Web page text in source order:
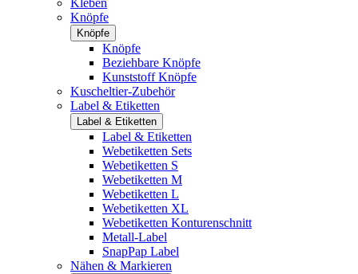
Kleben
Knöpfe
Knöpfe
Knöpfe
Beziehbare Knöpfe
Kunststoff Knöpfe
Kuscheltier-Zubehör
Label & Etiketten
Label & Etiketten
Label & Etiketten
Webetiketten Sets
Webetiketten S
Webetiketten M
Webetiketten L
Webetiketten XL
Webetiketten Konturenschnitt
Metall-Label
SnapPap Label
Nähen & Markieren